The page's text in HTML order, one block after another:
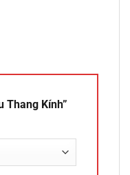
Thang Kính”